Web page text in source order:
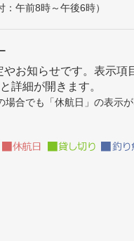
：午前8時～午後6時）
やお知らせです。表示項
詳細が開きます。
場合でも「休航日」の表示